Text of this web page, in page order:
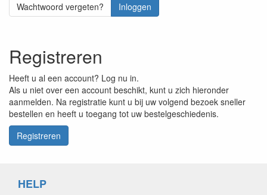
Wachtwoord vergeten? Inloggen
Registreren
Heeft u al een account? Log nu in.
Als u niet over een account beschikt, kunt u zich hieronder
aanmelden. Na registratie kunt u bij uw volgend bezoek sneller
bestellen en heeft u toegang tot uw bestelgeschiedenis.
Registreren
HELP